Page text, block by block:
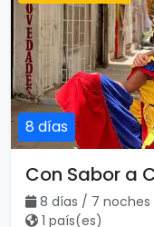
8 días
Con Sabor a
8 días / 7 noches
1 país(es)